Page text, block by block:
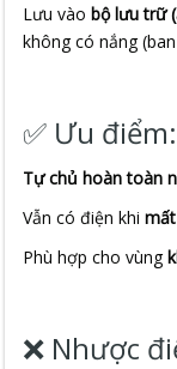
Lưu vàobộ lưu trữ
không có nắng
✅ Ưu điểm:
Tự chủ hoàn toàn
Vẫn có điện khi
Phù hợp cho vùng
❌ Nhược